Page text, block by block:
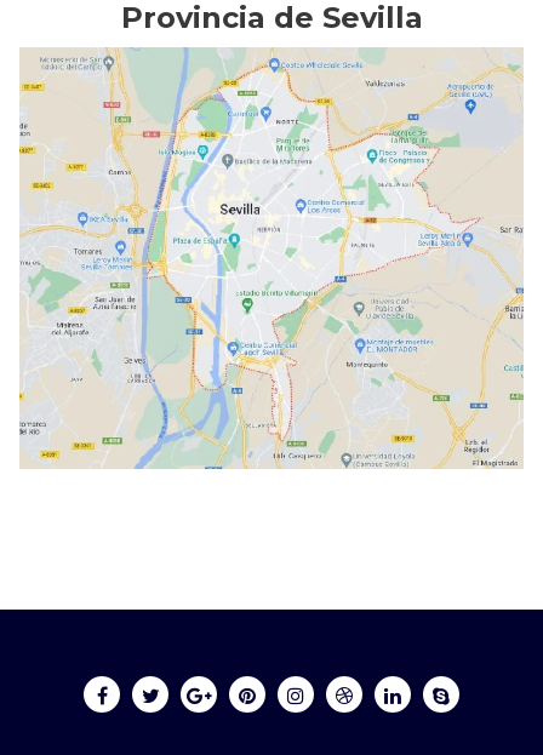
Provincia de Sevilla